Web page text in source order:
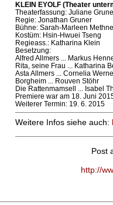
KLEIN EYOLF (Theater
Theaterfassung: Juliane
Regie: Jonathan Gruner
Bühne: Sarah-Marleen
Kostüm: Hsin-Hwuei Tseng
Regieass.: Katharina Klein
Besetzung:
Alfred Allmers ... Markus
Rita, seine Frau ... Katharina
Asta Allmers ... Cornelia
Borgheim ... Rouven Stöhr
Die Rattenmamsell ... Isabel
Premiere war am 18. Juni
Weiterer Termin: 19. 6. 2015
Weitere Infos siehe auch:
Post
http://